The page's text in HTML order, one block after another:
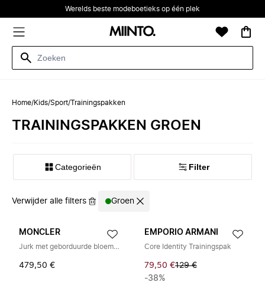
Werelds beste modeboetieks op één plek
Home/Kids/Sport/Trainingspakken
TRAININGSPAKKEN GROEN
Categorieën Filter
Verwijder alle filters Groen
MONCLER
Jurk met geborduurde bloemen en plooien
479,50 €
EMPORIO ARMANI
Core Identity Trainingspak
79,50 €129 €
-38%